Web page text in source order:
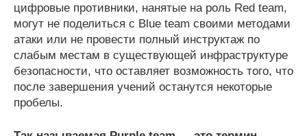
цифровые противники, нанятые на роль Red team,
могут не поделиться с Blue team своими методами
атаки или не провести полный инструктаж по
слабым местам в существующей инфраструктуре
безопасности, что оставляет возможность того, что
после завершения учений останутся некоторые
пробелы.